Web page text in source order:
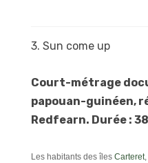
3. Sun come up
Court-métrage
papouan-guinéen,
Redfearn. Durée :
Les habitants des îles Carteret